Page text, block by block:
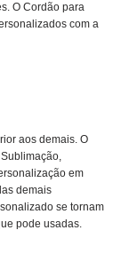
O Cordão para
com a
aos demais. O
em
demais
se tornam
pode usadas.